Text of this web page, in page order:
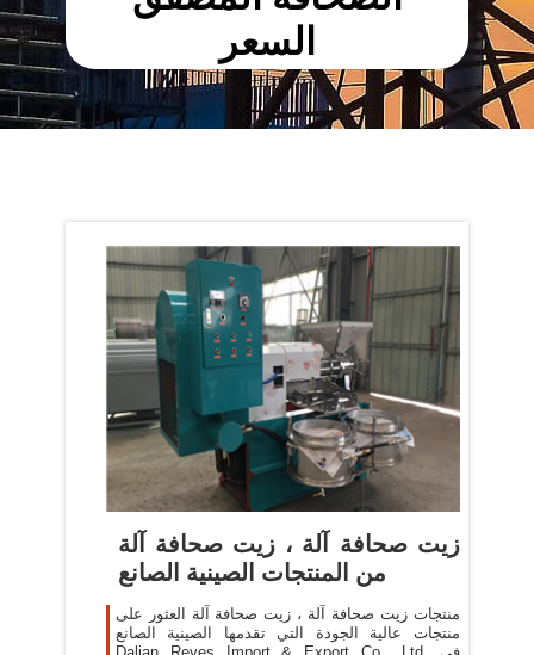
السعر
زيت صحافة آلة ، زيت صحافة آلة
من المنتجات الصينية الصانع
منتجات زيت صحافة آلة ، زيت صحافة آلة العثور على
منتجات عالية الجودة التي تقدمها الصينية الصانع